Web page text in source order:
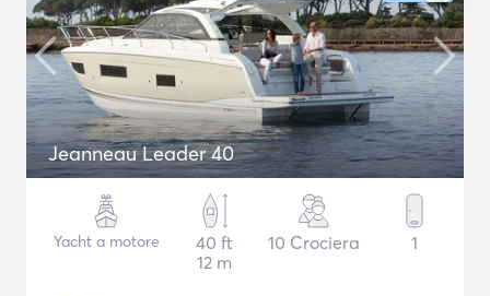
Jeanneau Leader 40
Yacht a motore
40 ft
12 m
10 Crociera 1